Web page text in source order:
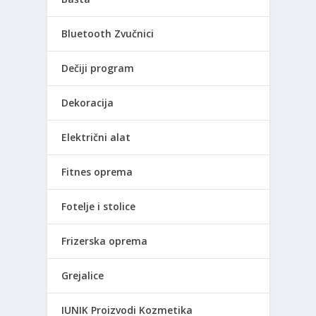
Bluetooth Zvučnici
Dečiji program
Dekoracija
Električni alat
Fitnes oprema
Fotelje i stolice
Frizerska oprema
Grejalice
IUNIK Proizvodi Kozmetika